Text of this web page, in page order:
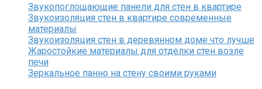
Звукопоглощающие панели для стен в квартире
Звукоизоляция стен в квартире современные
материалы
Звукоизоляция стен в деревянном доме что лучше
Жаростойкие материалы для отделки стен возле
печи
Зеркальное панно на стену своими руками